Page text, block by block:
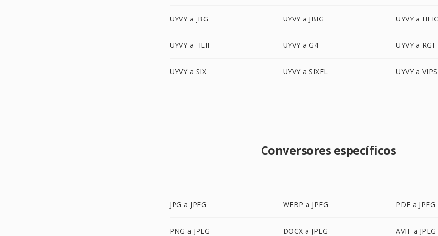
UYVY a JBG UYVY a JBIG UYVY a HEIC
UYVY a HEIF UYVY a G4 UYVY a RGF
UYVY a SIX UYVY a SIXEL UYVY a VIPS
Conversores específicos
JPG a JPEG WEBP a JPEG PDF a JPEG
PNG a JPEG DOCX a JPEG AVIF a JPEG